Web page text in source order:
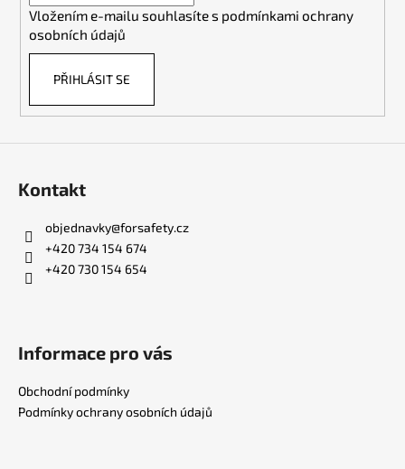
Vložením e-mailu souhlasíte s podmínkami ochrany
osobních údajů
PŘIHLÁSIT SE
Kontakt
objednavky@forsafety.cz
+420 734 154 674
+420 730 154 654
Informace pro vás
Obchodní podmínky
Podmínky ochrany osobních údajů